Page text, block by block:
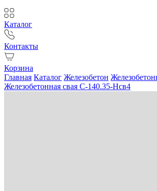
Каталог
Контакты
Корзина
Главная Каталог Железобетон
Железобетонная свая С-140.35-Нсв4